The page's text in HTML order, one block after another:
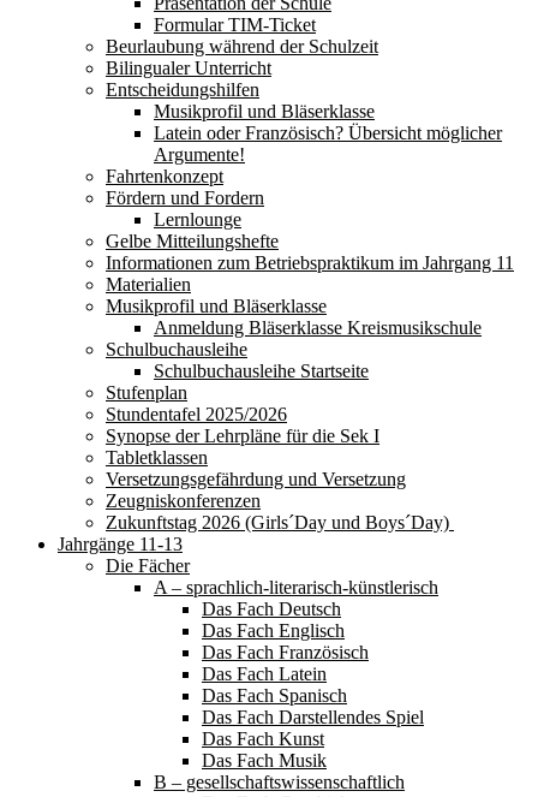
Formular TIM-Ticket
Beurlaubung während der Schulzeit
Bilingualer Unterricht
Entscheidungshilfen
Musikprofil und Bläserklasse
Latein oder Französisch? Übersicht möglicher
Argumente!
Fahrtenkonzept
Fördern und Fordern
Lernlounge
Gelbe Mitteilungshefte
Informationen zum Betriebspraktikum im Jahrgang 11
Materialien
Musikprofil und Bläserklasse
Anmeldung Bläserklasse Kreismusikschule
Schulbuchausleihe
Schulbuchausleihe Startseite
Stufenplan
Stundentafel 2025/2026
Synopse der Lehrpläne für die Sek I
Tabletklassen
Versetzungsgefährdung und Versetzung
Zeugniskonferenzen
Zukunftstag 2026 (Girls´Day und Boys´Day)
Jahrgänge 11-13
Die Fächer
A – sprachlich-literarisch-künstlerisch
Das Fach Deutsch
Das Fach Englisch
Das Fach Französisch
Das Fach Latein
Das Fach Spanisch
Das Fach Darstellendes Spiel
Das Fach Kunst
Das Fach Musik
B – gesellschaftswissenschaftlich